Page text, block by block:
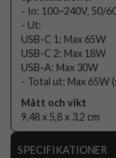
- In: 100~240V, 50/
- Ut:
USB-C 1: Max 65W
USB-C 2: Max 18W
USB-A: Max 30W
- Total ut: Max 65W
Mått och vikt
9,48 x 5,8 x 3,2 cm
SPECIFIKATIONER